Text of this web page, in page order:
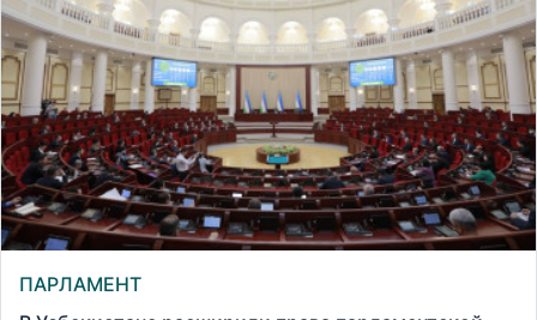
ПАРЛАМЕНТ